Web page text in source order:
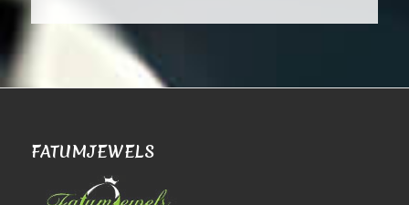
FATUMJEWELS